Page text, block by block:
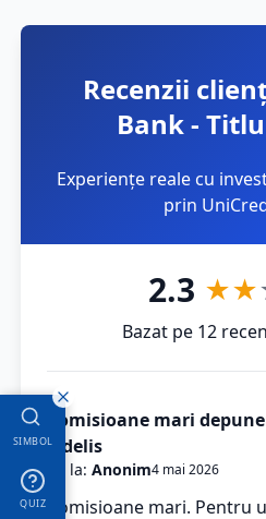
Recenzii
Bank -
Experiențe reale cu
prin
2.3 ★★
Bazat pe 12
Comisioane mari
Fidelis
de la: Anonim4 mai 2026
Comisioane mari. Pentru
SIMBOL
QUIZ